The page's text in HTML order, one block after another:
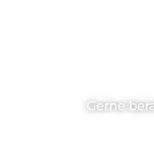
Gerne